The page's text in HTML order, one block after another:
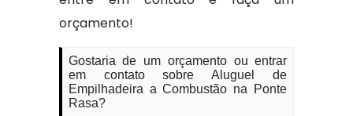
orçamento!
Gostaria de um orçamento ou entrar
em contato sobre Aluguel de
Empilhadeira a Combustão na Ponte
Rasa?